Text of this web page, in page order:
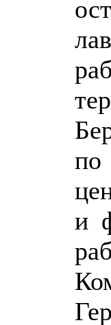
и